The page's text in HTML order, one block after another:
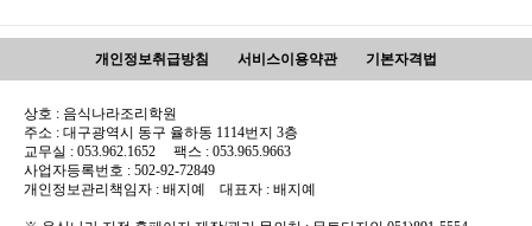
개인정보취급방침 서비스이용약관 기본자격법
상호 : 음식나라조리학원
주소 : 대구광역시 동구 율하동 1114번지 3층
교무실 : 053.962.1652 팩스 : 053.965.9663
사업자등록번호 : 502-92-72849
개인정보관리책임자 : 배지예 대표자 : 배지예